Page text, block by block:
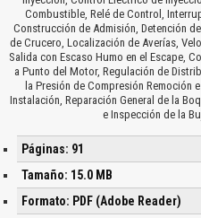
Combustible, Relé de Control,
Construcción de Admisión, Detención
de Crucero, Localización de Averías,
Salida con Escaso Humo en el Escape,
a Punto del Motor, Regulación de
la Presión de Compresión Remoción
Instalación, Reparación General de la
e Inspección de la
Páginas: 91
Tamaño: 15.0 MB
Formato: PDF (Adobe Reader)